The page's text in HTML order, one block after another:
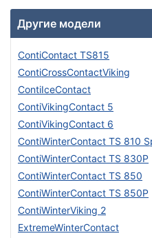
Другие модели
ContiContact TS815
ContiCrossContactViking
ContiIceContact
ContiVikingContact 5
ContiVikingContact 6
ContiWinterContact TS 810
ContiWinterContact TS 830P
ContiWinterContact TS 850
ContiWinterContact TS 850P
ContiWinterViking 2
ExtremeWinterContact